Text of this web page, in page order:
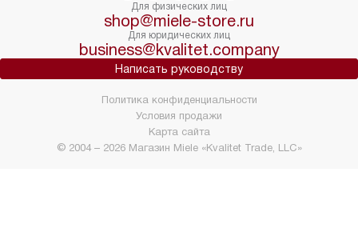
Для физических лиц
shop@miele-store.ru
Для юридических лиц
business@kvalitet.company
Написать руководству
© 2004 – 2026 Магазин Miele «Kvalitet Trade, LLC»
Политика конфиденциальности
Условия продажи
Карта сайта